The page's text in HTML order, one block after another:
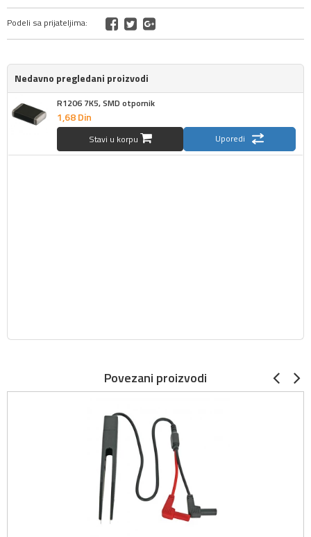
Podeli sa prijateljima:
Nedavno pregledani proizvodi
R1206 7K5, SMD otpornik
1,68Din
Stavi u korpu Uporedi
Povezani proizvodi